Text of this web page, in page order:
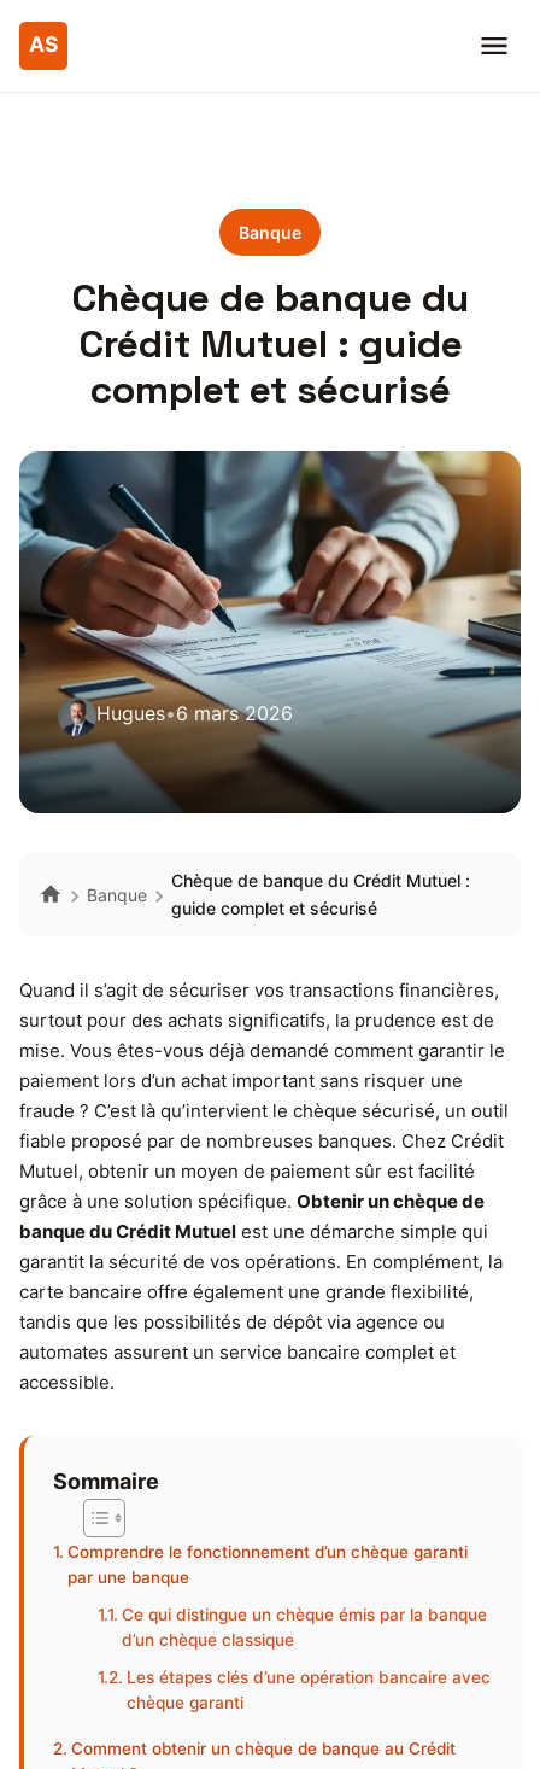
Banque
Chèque de banque du
Crédit Mutuel : guide
complet et sécurisé
Hugues•6 mars 2026
Banque
Chèque de banque du Crédit Mutuel :
guide complet et sécurisé
Quand il s’agit de sécuriser vos transactions financières,
surtout pour des achats significatifs, la prudence est de
mise. Vous êtes-vous déjà demandé comment garantir le
paiement lors d’un achat important sans risquer une
fraude ? C’est là qu’intervient le chèque sécurisé, un outil
fiable proposé par de nombreuses banques. Chez Crédit
Mutuel, obtenir un moyen de paiement sûr est facilité
grâce à une solution spécifique. Obtenir un chèque de
banque du Crédit Mutuel est une démarche simple qui
garantit la sécurité de vos opérations. En complément, la
carte bancaire offre également une grande flexibilité,
tandis que les possibilités de dépôt via agence ou
automates assurent un service bancaire complet et
accessible.
Sommaire
Comprendre le fonctionnement d’un chèque garanti
par une banque
Ce qui distingue un chèque émis par la banque
d’un chèque classique
Les étapes clés d’une opération bancaire avec
chèque garanti
Comment obtenir un chèque de banque au Crédit